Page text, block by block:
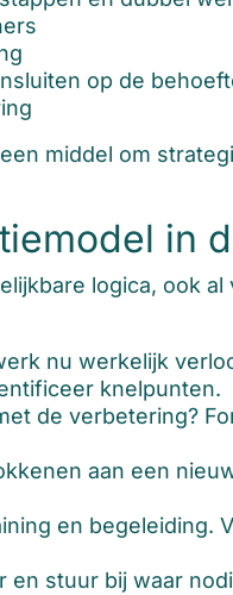
op de
middel om
in
logica, ook
nu werkelijk
knelpunten.
de verbetering?
aan een
en begeleiding.
en stuur bij waar